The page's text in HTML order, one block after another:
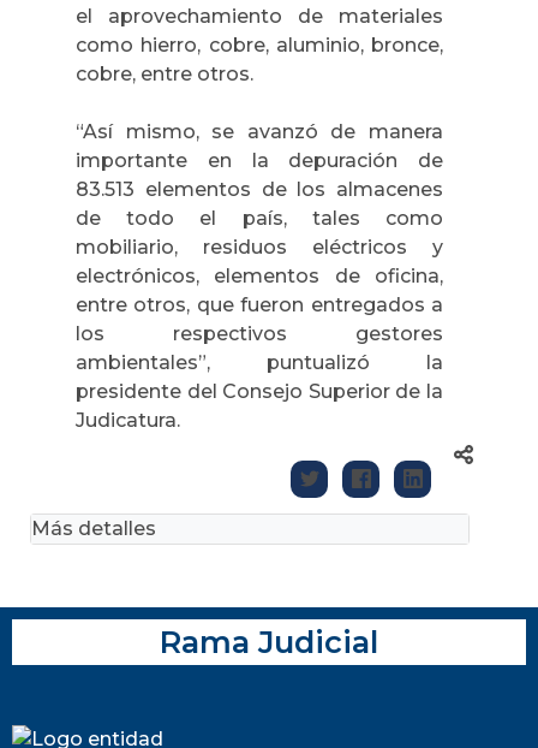
el aprovechamiento de materiales
como hierro, cobre, aluminio, bronce,
cobre, entre otros.
“Así mismo, se avanzó de manera
importante en la depuración de
83.513 elementos de los almacenes
de todo el país, tales como
mobiliario, residuos eléctricos y
electrónicos, elementos de oficina,
entre otros, que fueron entregados a
los respectivos gestores
ambientales”, puntualizó la
presidente del Consejo Superior de la
Judicatura.
Más detalles
Rama Judicial